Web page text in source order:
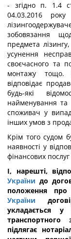
- згідно п. 1.4
04.03.2016 року
зобовязання
предмета
усунення
своєчасного та
монтажу тощо.
відповідає
будь-які
найменування та
споживач у
інших умов з
Крім того судом
наявності у
фінансових
І, нарешті,
України до
положення
України
укладається
підлягає